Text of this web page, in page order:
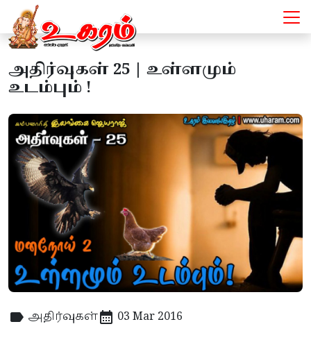
அதிர்வுகள் 25 | உள்ளமும்
உடம்பும் !
அதிர்வுகள் 03 Mar 2016